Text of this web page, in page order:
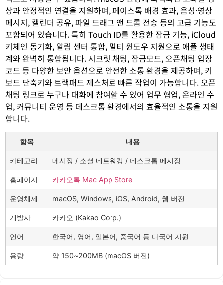
상과 안정적인 연결을 지원하며, 페이스톡 배경 효과, 음성·영상
메시지, 캘린더 공유, 파일 드래그 앤 드롭 전송 등의 고급 기능도
포함되어 있습니다. 특히 Touch ID를 활용한 잠금 기능, iCloud
키체인 동기화, 알림 센터 통합, 멀티 윈도우 지원으로 애플 생태
계와 완벽히 통합됩니다. 시크릿 채팅, 잠금모드, 오픈채팅 입장
코드 등 다양한 보안 옵션으로 안전한 소통 환경을 제공하며, 키
보드 단축키와 트랙패드 제스처로 빠른 작업이 가능합니다. 오픈
채팅 링크로 누구나 대화에 참여할 수 있어 업무 협업, 온라인 수
업, 커뮤니티 운영 등 데스크톱 환경에서의 효율적인 소통을 지원
합니다.
항목 내용
카테고리 메시징 / 소셜 네트워킹 / 데스크톱 메시징
홈페이지 카카오톡 Mac App Store
운영체제 macOS, Windows, iOS, Android, 웹 버전
개발사 카카오 (Kakao Corp.)
언어 한국어, 영어, 일본어, 중국어 등 다국어 지원
용량 약 150~200MB (macOS 버전)